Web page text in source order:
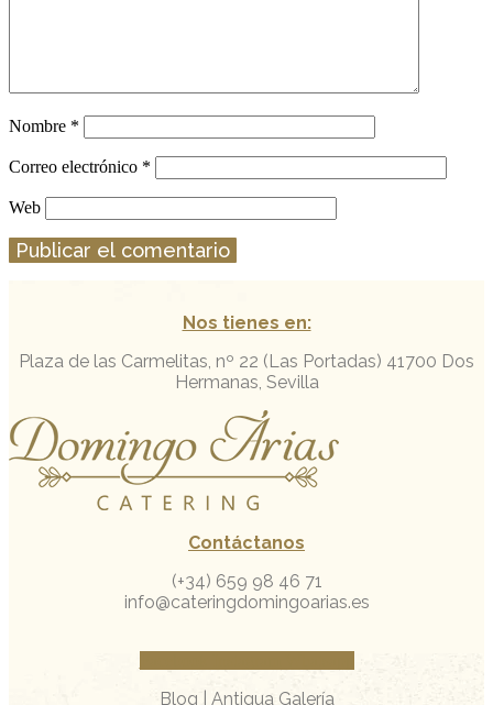
Nombre *
Correo electrónico *
Web
Nos tienes en:
Plaza de las Carmelitas, nº 22 (Las Portadas) 41700 Dos
Hermanas, Sevilla
Contáctanos
(+34) 659 98 46 71
info@cateringdomingoarias.es
Blog Antigua Galería